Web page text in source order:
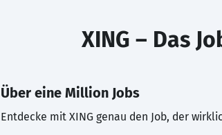
XING – Das
Über eine Million Jobs
Entdecke mit XING genau den Job, der